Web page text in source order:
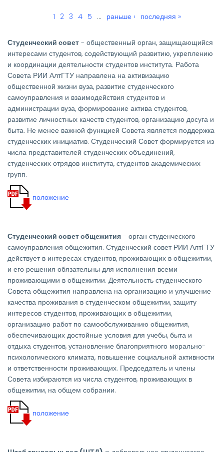
энергии и творчества!
Брылёва Александра - Студенческий отряд проводников
«Сатурн»;
Текущая
1 Page
2 Page
3 Page
4 Page
5 … Следующая
раньше › Последняя
последняя »
Студенческий совет - общественный орган, защищающийся
интересами студентов, содействующий развитию, укреплению
и координации деятельности студентов института. Работа
Совета РИИ АлтГТУ направлена на активизацию
общественной жизни вуза, развитие студенческого
самоуправления и взаимодействия студентов и
администрации вуза, формирование актива студентов,
развитие личностных качеств студентов, организацию досуга и
быта. Не менее важной функцией Совета является поддержка
студенческих инициатив. Студенческий Совет формируется из
числа представителей студенческих объединений,
студенческих отрядов института, студентов академических
групп.
положение
Студенческий совет общежития - орган студенческого
самоуправления общежития. Студенческий совет РИИ АлтГТУ
действует в интересах студентов, проживающих в общежитии,
и его решения обязательны для исполнения всеми
проживающими в общежитии. Деятельность студенческого
Совета общежития направлена на организацию и улучшение
качества проживания в студенческом общежитии, защиту
интересов студентов, проживающих в общежитии,
организацию работ по самообслуживанию общежития,
обеспечивающих достойные условия для учебы, быта и
отдыха студентов, установление благоприятного морально-
психологического климата, повышение социальной активности
и ответственности проживающих. Председатель и члены
Совета избираются из числа студентов, проживающих в
общежитии, на общем собрании.
положение